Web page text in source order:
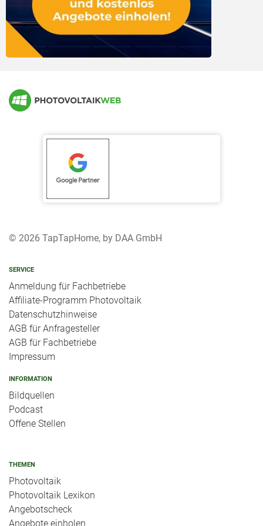
Marktübersicht andere Speichertechnologien
© 2026 TapTapHome, by DAA GmbH
SERVICE
Anmeldung für Fachbetriebe
Affiliate-Programm Photovoltaik
Datenschutzhinweise
AGB für Anfragesteller
AGB für Fachbetriebe
Impressum
INFORMATION
Bildquellen
Podcast
Offene Stellen
THEMEN
Photovoltaik
Photovoltaik Lexikon
Angebotscheck
Angebote einholen